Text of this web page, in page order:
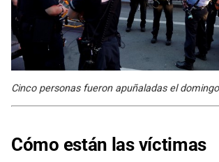
Cinco personas fueron apuñaladas el
Cómo están las víctimas